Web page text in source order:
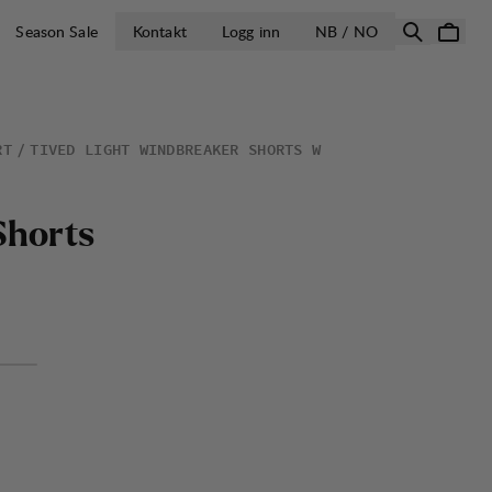
Season Sale Kontakt Logg inn NB / NOÅPNE VELG
TIVED LIGHT WINDBREAKER SHORTS W
horts